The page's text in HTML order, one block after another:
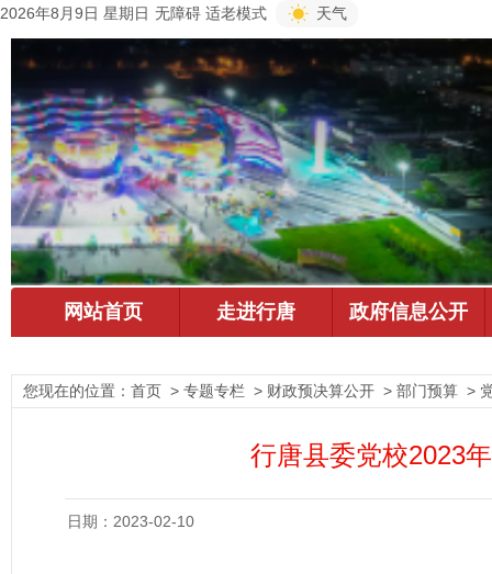
2026年8月9日 星期日 无障碍 适老模式 天气
您现在的位置： 首页 > 专题专栏 > 财政预决算公开 > 部门预算 >
行唐县委党校2023
日期：2023-02-10